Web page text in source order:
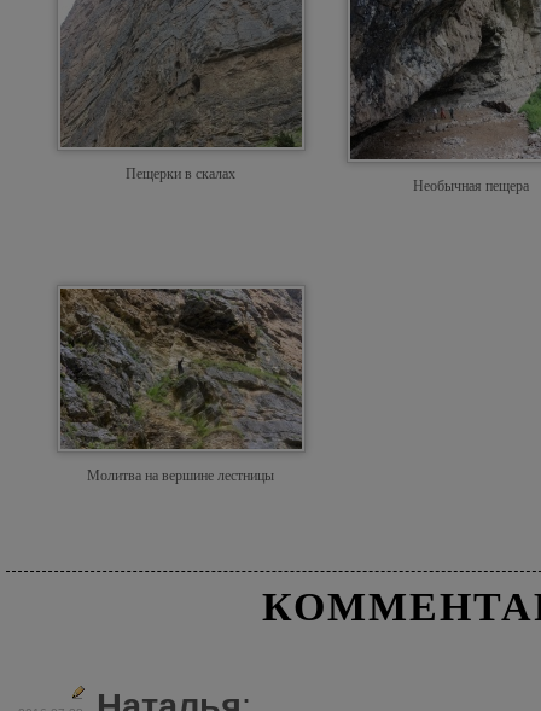
Пещерки в скалах
Необычная пещера
Молитва на вершине лестницы